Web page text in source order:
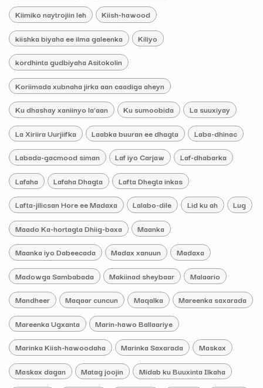
Kiimiko naytrojiin leh Kiish-hawood
kiishka biyaha ee ilma galeenka Kiliyo
kordhinta gudbiyaha Asitokolin
Koriimada xubnaha jirka aan caadiga aheyn
Ku dhashay xaniinyo la'aan Ku sumoobida La suuxiyay
La Xiriira Uurjiifka Laabka buuran ee dhagta Laba-dhinac
Labada-gacmood siman Laf iyo Carjaw Laf-dhabarka
Lafaha Lafaha Dhagta Lafta Dhegta inkas
Lafta-jilicsan Hore ee Madaxa Lalabo-dile Lid ku ah Lug
Maado Ka-hortagta Dhiig-baxa Maanka
Maanka iyo Dabeecada Madax xanuun Madaxa
Madowga Sambabada Makiinad sheybaar Malaario
Mandheer Maqaar cuncun Maqalka Mareenka saxarada
Mareenka Ugxanta Marin-hawo Ballaariye
Marinka Kiish-hawoodaha Marinka Saxarada Maskax
Maskax dagan Matag joojin Midab ku Buuxinta Ilkaha